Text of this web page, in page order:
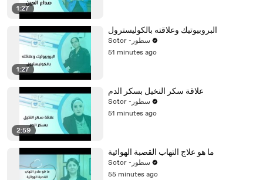
1:27
1:27
البروبيوتيك وعلاقته بالكوليسترول
Sotor -سطور
51 minutes ago
2:59
علاقة سكر النخيل بسكر الدم
Sotor -سطور
51 minutes ago
ما هو علاج التهاب القصبة الهوائية
Sotor -سطور
55 minutes ago